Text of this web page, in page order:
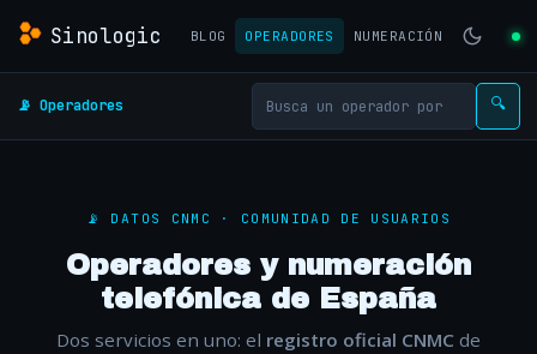
Sinologic BLOG OPERADORES NUMERACIÓN
📡 Operadores 🔍
📡 DATOS CNMC · COMUNIDAD DE USUARIOS
Operadores y numeración
telefónica de España
Dos servicios en uno: el registro oficial CNMC de